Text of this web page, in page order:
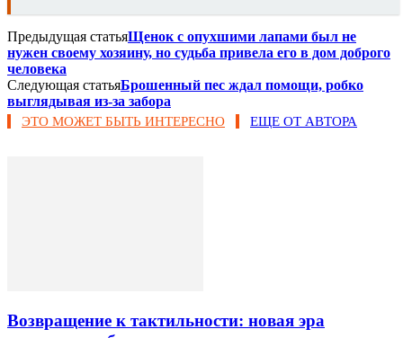
Предыдущая статьяЩенок с опухшими лапами был не
нужен своему хозяину, но судьба привела его в дом доброго
человека
Следующая статьяБрошенный пес ждал помощи, робко
выглядывая из-за забора
ЭТО МОЖЕТ БЫТЬ ИНТЕРЕСНО ЕЩЕ ОТ АВТОРА
Возвращение к тактильности: новая эра